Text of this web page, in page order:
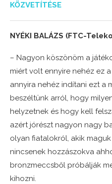
KÖZVETÍTÉSE
NYÉKI BALÁZS (FTC-
– Nagyon köszönöm a
miért volt ennyire nehéz ez
annyira nehéz indítani ezt a
beszéltünk arról, hogy
helyzetnek és hogy kell
azért jórészt nagyon nagy
olyan fiatalokról, akik
nincsenek hozzászokva
bronzmeccsből próbálják
kihozni.